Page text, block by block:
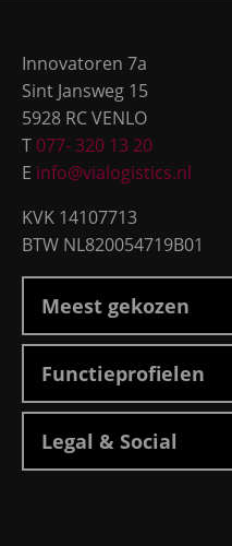
Innovatoren 7a
Sint Jansweg 15
5928 RC VENLO
T 077- 320 13 20
E info@vialogistics.nl
KVK 14107713
BTW NL820054719B01
Meest gekozen
Functieprofielen
Legal & Social